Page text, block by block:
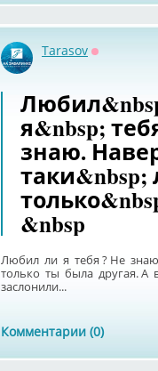
Tarasov
я&nbsp;
знаю.
&nbsp
Любил ли я тебя ? Не
только ты была другая. А
заслонили...
Комментарии (0)